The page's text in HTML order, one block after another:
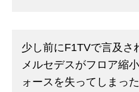
少し前にF1TVで言及さ
メルセデスがフロア縮
ォースを失ってしまった